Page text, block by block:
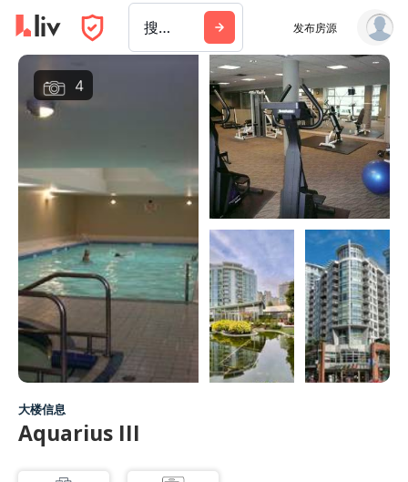
搜索城市、建筑或公司 发布房源
4
大楼信息
Aquarius III